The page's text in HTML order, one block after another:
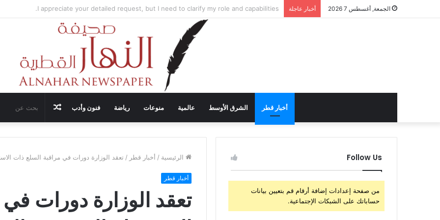
الجمعة, أغسطس 7 2026 أخبار عاجلة الولايات المتحدة تستضيف محادثات وقف إطلاق النار في غزة مع قطر وتركيا ومصر
أخبار قطر الشرق الأوسط عالمية منوعات رياضة فنون وأدب مقال
عشوائي
الرئيسية / أخبار قطر / تعقد الوزارة دورات في مراقبة السلع ذات
أخبار قطر
تعقد الوزارة دورات
Follow Us
من صفحة إعدادات إضافة أرقام قم بتعيين بيانات
حساباتك على الشبكات الإجتماعية.